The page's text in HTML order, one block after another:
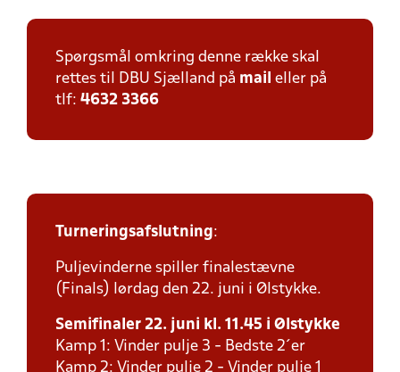
Spørgsmål omkring denne række skal
rettes til DBU Sjælland på mail eller på
tlf: 4632 3366
Turneringsafslutning:
Puljevinderne spiller finalestævne
(Finals) lørdag den 22. juni i Ølstykke.
Semifinaler 22. juni kl. 11.45 i Ølstykke
Kamp 1: Vinder pulje 3 - Bedste 2´er
Kamp 2: Vinder pulje 2 - Vinder pulje 1